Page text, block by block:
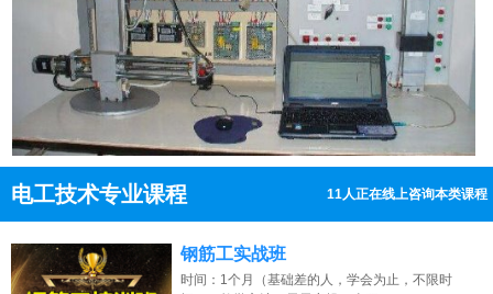
电工技术专业课程 11人正在线上咨询本类课程
点击免费咨询电话：13807313137
钢筋工实战班
时间：1个月（基础差的人，学会为止，不限时